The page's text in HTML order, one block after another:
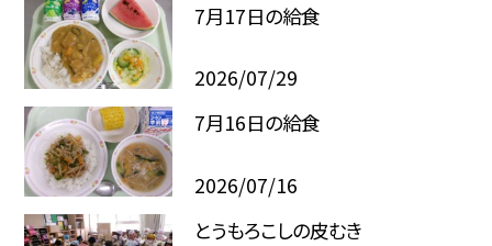
7月17日の給食
2026/07/29
7月16日の給食
2026/07/16
とうもろこしの皮むき